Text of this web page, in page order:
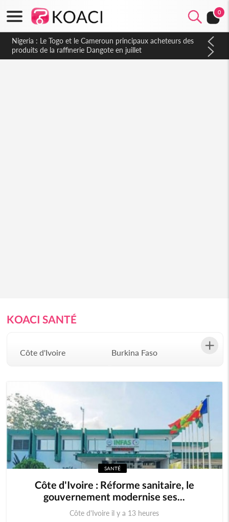
0
Nigeria : Le Togo et le Cameroun principaux acheteurs des
produits de la raffinerie Dangote en juillet
KOACI SANTÉ
Côte d'Ivoire Burkina Faso
Sénégal
Afrique du Sud Angola
Botswana Burundi
Cameroun Cap-Vert
Centrafrique
SANTÉ
Côte d'Ivoire : Réforme sanitaire, le
gouvernement modernise ses...
Côte d'Ivoire il y a 13 heures